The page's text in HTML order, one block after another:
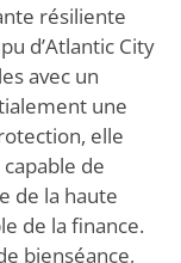
résiliente
d’Atlantic City
avec un
une
elle
de
de la haute
de la finance.
bienséance,